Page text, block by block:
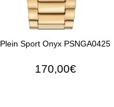
Plein Sport Onyx PSNGA0425
170,00€